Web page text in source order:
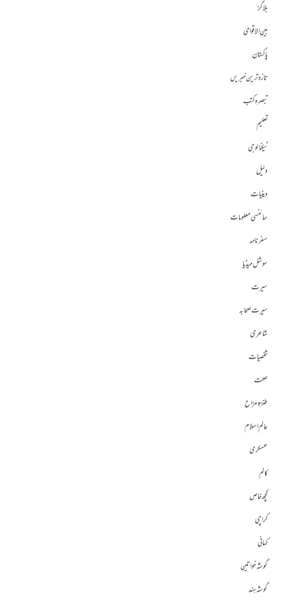
بلاگز
بین الاقوامی
پاکستان
تازہ ترین خبریں
تبصرہ کتب
تعلیم
ٹیکنالوجی
دلیل
دینیات
سائنسی معلومات
سفرنامہ
سوشل میڈیا
سیرت
سیرت صحابہ
شاعری
شخصیات
صحت
طنز و مزاح
عالم اسلام
عسکری
کالم
کچھ خاص
کراچی
کہانی
گوشہ خواتین
گوشہ ہند